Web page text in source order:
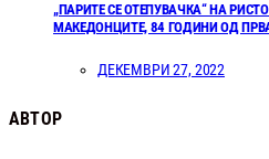
„ПАРИТЕ СЕ ОТЕПУВАЧКА“ НА
МАКЕДОНЦИТЕ, 84 ГОДИНИ ОД
ДЕКЕМВРИ 27, 2022
АВТОР